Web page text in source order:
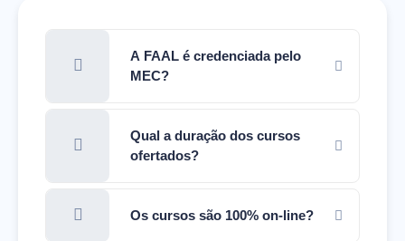
A FAAL é credenciada pelo
MEC?
Qual a duração dos cursos
ofertados?
Os cursos são 100% on-line?